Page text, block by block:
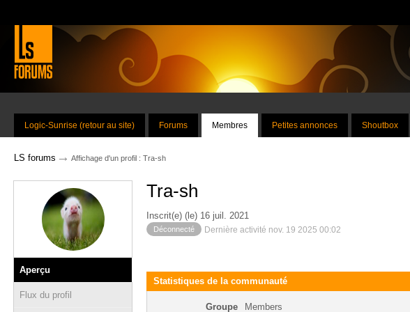
Logic-Sunrise (retour au site) Forums Membres Petites annonces Shoutbox
LS forums → Affichage d'un profil : Tra-sh
Aperçu
Flux du profil
Tra-sh
Inscrit(e) (le) 16 juil. 2021
Déconnecté Dernière activité nov. 19 2025 00:02
Statistiques de la communauté
Groupe Members